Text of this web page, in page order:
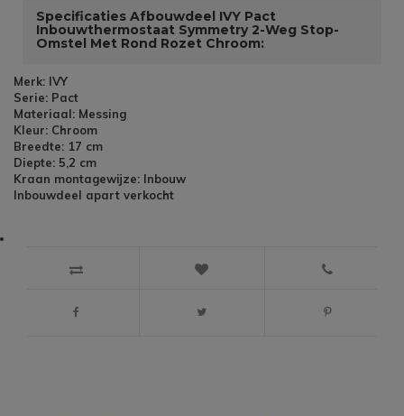
Specificaties Afbouwdeel IVY Pact
Inbouwthermostaat Symmetry 2-Weg Stop-
Omstel Met Rond Rozet Chroom:
Merk: IVY
Serie: Pact
Materiaal: Messing
Kleur: Chroom
Breedte: 17 cm
Diepte: 5,2 cm
Kraan montagewijze: Inbouw
Inbouwdeel apart verkocht